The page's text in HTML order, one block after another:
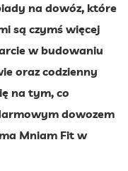
na dowóz, które
są czymś więcej
w budowaniu
oraz codzienny
na tym, co
dowozem
Mniam Fit w